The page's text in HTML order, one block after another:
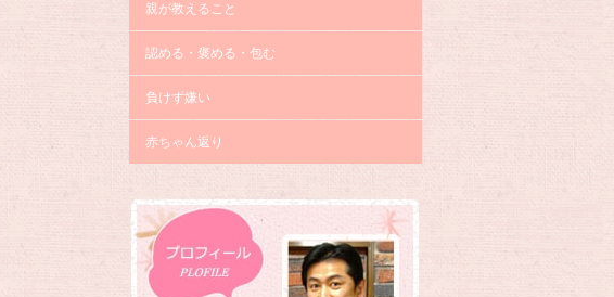
親が教えること
認める・褒める・包む
負けず嫌い
赤ちゃん返り